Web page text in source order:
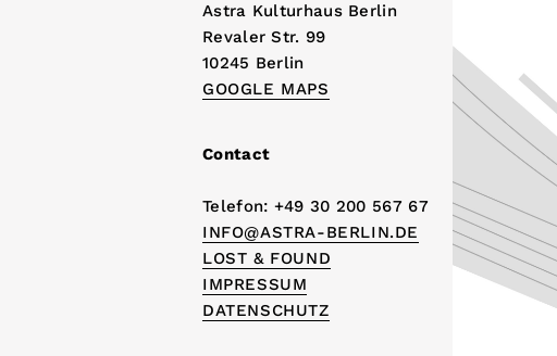
Astra Kulturhaus Berlin
Revaler Str. 99
10245 Berlin
GOOGLE MAPS
Contact
Telefon: +49 30 200 567 67
INFO@ASTRA-BERLIN.DE
LOST & FOUND
IMPRESSUM
DATENSCHUTZ